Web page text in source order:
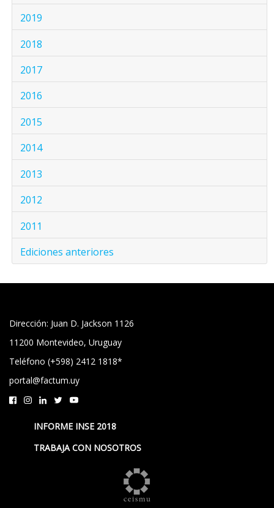
2019
2018
2017
2016
2015
2014
2013
2012
2011
Ediciones anteriores
Dirección: Juan D. Jackson 1126
11200 Montevideo, Uruguay
Teléfono (+598) 2412 1818*
portal@factum.uy
INFORME INSE 2018
TRABAJA CON NOSOTROS